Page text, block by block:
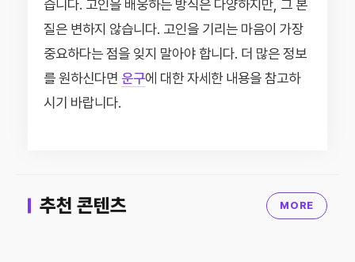
습니다. 고인을 배웅하는 방식은 다양하지만, 그 본
질은 변하지 않습니다. 고인을 기리는 마음이 가장
중요하다는 점을 잊지 말아야 합니다. 더 많은 정보
를 원하신다면 운구에 대한 자세한 내용을 참고하
시기 바랍니다.
추천 콘텐츠 MORE